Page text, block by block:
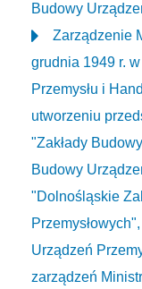
Budowy
Zarządzenie
grudnia 1949 r.
Przemysłu i
utworzeniu
"Zakłady
Budowy
"Dolnośląskie
Urządzeń
zarządzeń